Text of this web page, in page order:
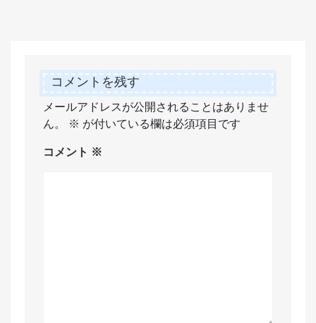
コメントを残す
メールアドレスが公開されることはありませ
ん。
※ が付いている欄は必須項目です
コメント ※